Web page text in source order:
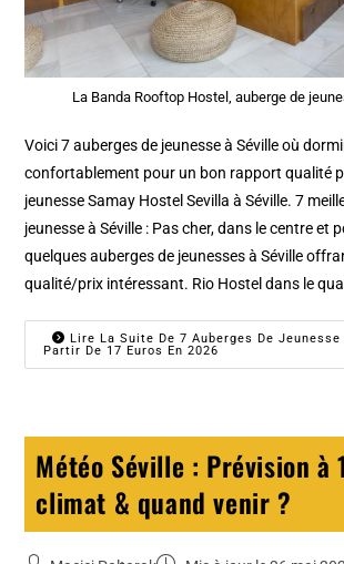
La Banda Rooftop Hostel, auberge de
Voici 7 auberges de jeunesse à Séville où
confortablement pour un bon rapport qualité
jeunesse Samay Hostel Sevilla à Séville. 7
jeunesse à Séville : Pas cher, dans le centre et
quelques auberges de jeunesses à Séville
qualité/prix intéressant. Rio Hostel dans le
Lire La Suite De 7 Auberges De
Partir De 17 Euros En 2026
Météo Séville : Prévision à
climat & quand venir ?